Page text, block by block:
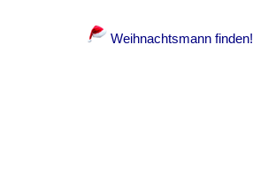
Weihnachtsmann finden!